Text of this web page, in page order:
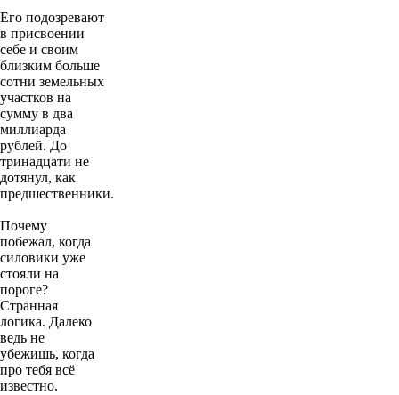
Его подозревают
в присвоении
себе и своим
близким больше
сотни земельных
участков на
сумму в два
миллиарда
рублей. До
тринадцати не
дотянул, как
предшественники.
Почему
побежал, когда
силовики уже
стояли на
пороге?
Странная
логика. Далеко
ведь не
убежишь, когда
про тебя всё
известно.